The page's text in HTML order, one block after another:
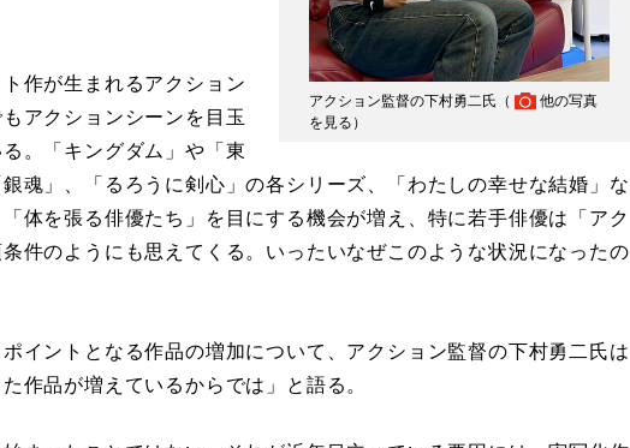
アクション監督の下村勇二氏（
他の写真
を見る ）
作が生まれるアクション
アクションシーンを目玉
。「キングダム」や「東
魂」、「るろうに剣心」の各シリーズ、「わたしの幸せな結婚」な
体を張る俳優たち」を目にする機会が増え、特に若手俳優は「アク
件のようにも思えてくる。いったいなぜこのような状況になったの
イントとなる作品の増加について、アクション監督の下村勇二氏は
作品が増えているからでは」と語る。